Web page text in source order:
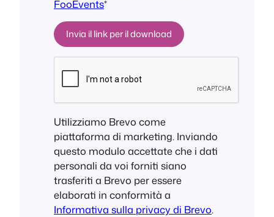
FooEvents*
Utilizziamo Brevo come
piattaforma di marketing. Inviando
questo modulo accettate che i dati
personali da voi forniti siano
trasferiti a Brevo per essere
elaborati in conformità a
Informativa sulla privacy di Brevo.